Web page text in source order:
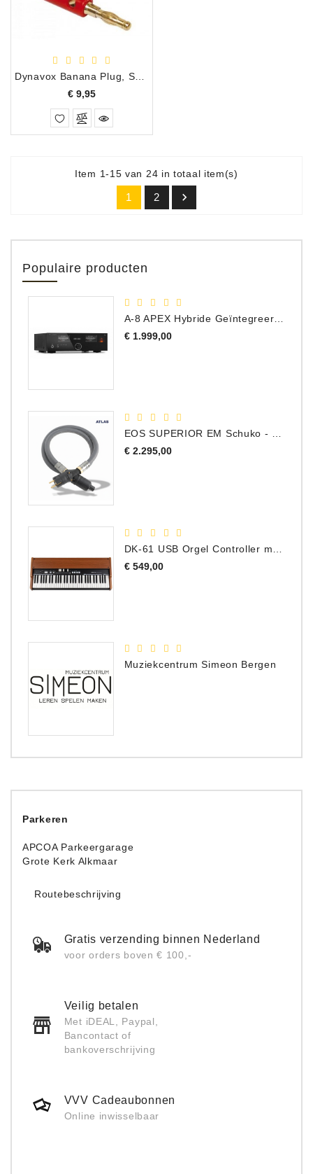
€ 9,95Prijs
Item 1-15 van 24 in totaal item(s)
1 2 
Populaire producten
€ 1.999,00Prijs
EOS SUPERIOR EM Schuko - C15 - Netstroom Kabel, 1.0 Meter
€ 2.295,00Prijs
€ 549,00Prijs
Muziekcentrum Simeon Bergen
Parkeren
APCOA Parkeergarage
Grote Kerk Alkmaar
Routebeschrijving
Gratis verzending binnen Nederland
voor orders boven € 100,-
Veilig betalen
Met iDEAL, Paypal,
Bancontact of
bankoverschrijving
VVV Cadeaubonnen
Online inwisselbaar